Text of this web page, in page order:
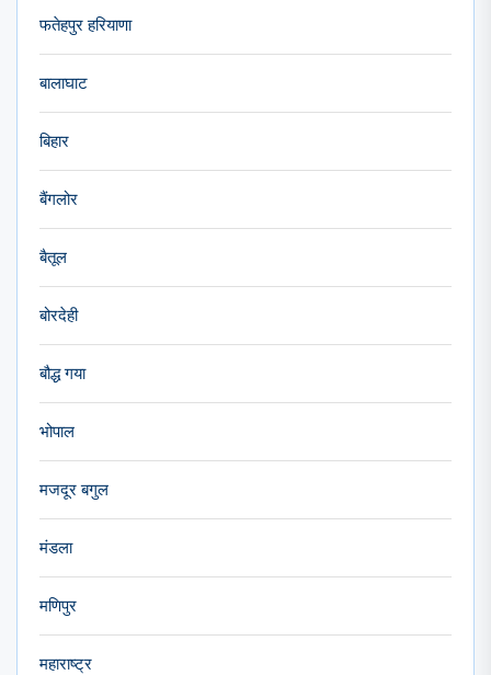
फतेहपुर हरियाणा
बालाघाट
बिहार
बैंगलोर
बैतूल
बोरदेही
बौद्ध गया
भोपाल
मजदूर बगुल
मंडला
मणिपुर
महाराष्ट्र